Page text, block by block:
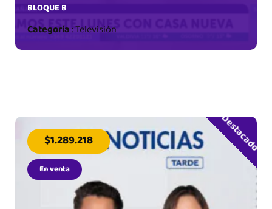
BLOQUE B
Categoría:Televisión
Destacado
$1.289.218
En venta